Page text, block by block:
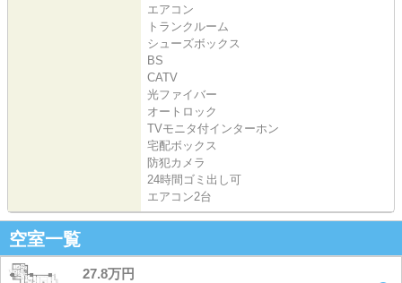
エアコン
トランクルーム
シューズボックス
BS
CATV
光ファイバー
オートロック
TVモニタ付インターホン
宅配ボックス
防犯カメラ
24時間ゴミ出し可
エアコン2台
空室一覧
27.8万円